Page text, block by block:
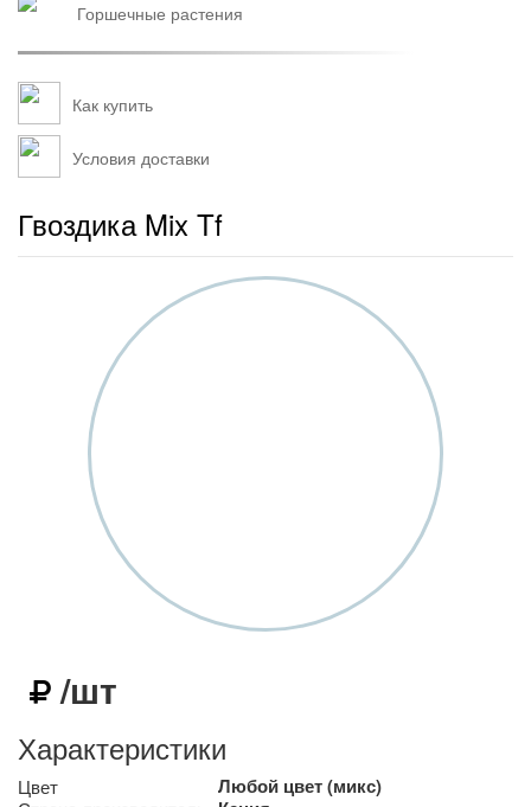
горшечные растения
Как купить
Условия доставки
Гвоздика Mix Tf
/шт
Характеристики
Цвет Любой цвет (микс)